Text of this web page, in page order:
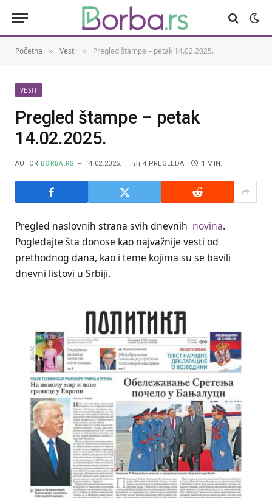
Početna » Vesti » Pregled štampe – petak 14.02.2025.
VESTI
Pregled štampe – petak
14.02.2025.
AUTOR BORBA.RS 14.02.2025. 4 PREGLEDA 1 MIN.
Pregled naslovnih strana svih dnevnih novina.
Pogledajte šta donose kao najvažnije vesti od
prethodnog dana, kao i teme kojima su se bavili
dnevni listovi u Srbiji.